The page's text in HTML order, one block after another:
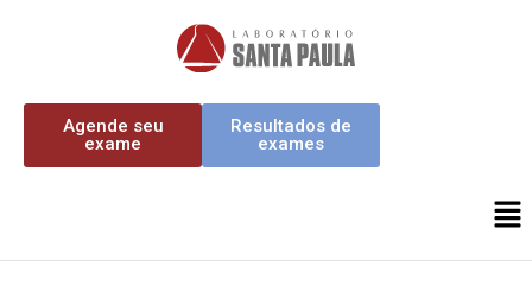
Agende seu
exame
Resultados de
exames